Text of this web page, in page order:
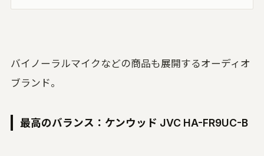
バイノーラルマイクなどの商品も展開するオーディオ
ブランド。
最高のバランス：ケンウッド JVC HA-FR9UC-B